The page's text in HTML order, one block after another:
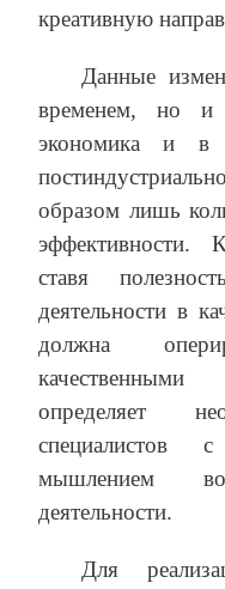
креативную
Данные
временем, но и
экономика и в
образом лишь
эффективности.
ставя
деятельности в
должна
определяет
специалистов
мышлением
деятельности.
Для